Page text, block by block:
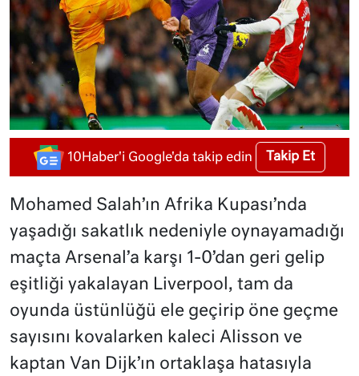
10Haber'i Google'da takip edin Takip Et
Mohamed Salah’ın Afrika Kupası’nda
yaşadığı sakatlık nedeniyle oynayamadığı
maçta Arsenal’a karşı 1-0’dan geri gelip
eşitliği yakalayan Liverpool, tam da
oyunda üstünlüğü ele geçirip öne geçme
sayısını kovalarken kaleci Alisson ve
kaptan Van Dijk’ın ortaklaşa hatasıyla